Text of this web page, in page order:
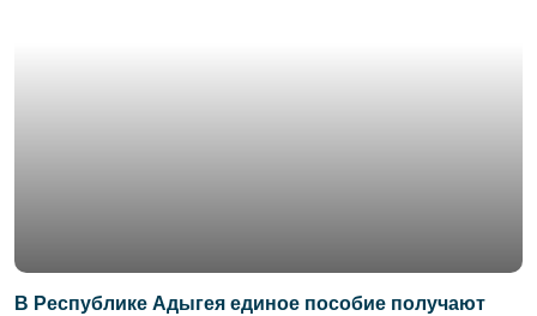
В Республике Адыгея единое пособие получают